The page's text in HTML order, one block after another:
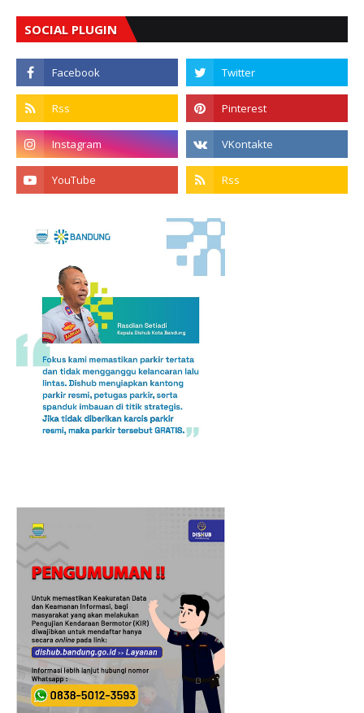
SOCIAL PLUGIN